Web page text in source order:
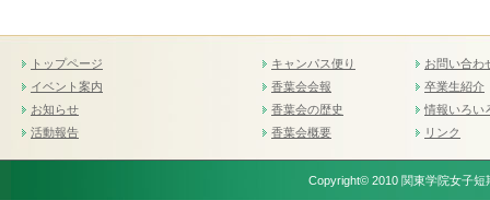
トップページ
イベント案内
お知らせ
活動報告
キャンパス便り
香葉会会報
香葉会の歴史
香葉会概要
お問い合わ
卒業生紹介
情報いろい
リンク
Copyright© 2010 関東学院女子